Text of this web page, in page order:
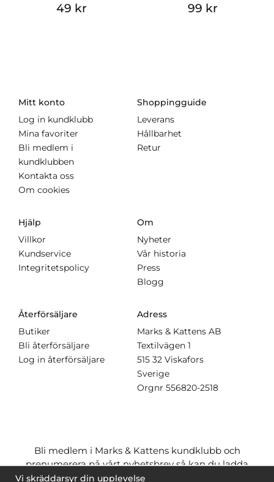
49 kr 99 kr
Mitt konto
Log in kundklubb
Mina favoriter
Bli medlem i
kundklubben
Kontakta oss
Om cookies
Shoppingguide
Leverans
Hållbarhet
Retur
Hjälp
Villkor
Kundservice
Integritetspolicy
Om
Nyheter
Vår historia
Press
Blogg
Återförsäljare
Butiker
Bli återförsäljare
Log in återförsäljare
Adress
Marks & Kattens AB
Textilvägen 1
515 32 Viskafors
Sverige
Orgnr 556820-2518
Bli medlem i Marks & Kattens kundklubb och
prenumerera på vårt nyhetsbrev så kan du ladda
ner många mönstergratisoch få många
Vi skräddarsyr din upplevelse